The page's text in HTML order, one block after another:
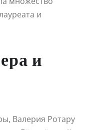
и
и
Валерия Ротару